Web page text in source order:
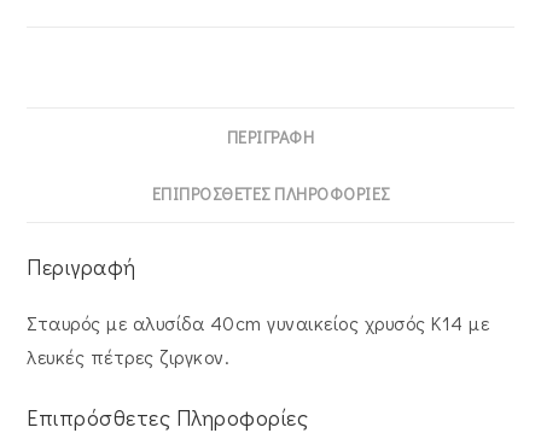
ΠΕΡΙΓΡΑΦΉ
ΕΠΙΠΡΌΣΘΕΤΕΣ ΠΛΗΡΟΦΟΡΊΕΣ
Περιγραφή
Σταυρός με αλυσίδα 40cm γυναικείος χρυσός Κ14 με
λευκές πέτρες ζιργκον.
Επιπρόσθετες Πληροφορίες